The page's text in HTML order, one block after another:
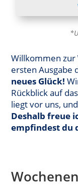
Willkommen zur
ersten Ausgabe
neues Glück!
Rückblick auf
liegt vor uns,
Deshalb freue
empfindest du